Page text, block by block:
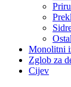
Monolitni
Zglob za
Cijev